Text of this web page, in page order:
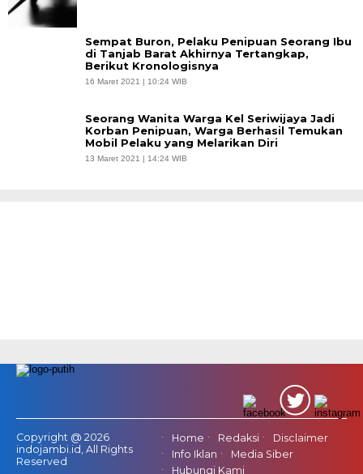
Sempat Buron, Pelaku Penipuan Seorang Ibu
di Tanjab Barat Akhirnya Tertangkap,
Berikut Kronologisnya
16 Maret 2021 | 10:24 WIB
Seorang Wanita Warga Kel Seriwijaya Jadi
Korban Penipuan, Warga Berhasil Temukan
Mobil Pelaku yang Melarikan Diri
13 Maret 2021 | 14:24 WIB
Copyright @ 2026
indojambi.id, All Rights
Reserved
Home Redaksi
Disclaimer
Info Iklan
Media Siber
Hubungi Kami